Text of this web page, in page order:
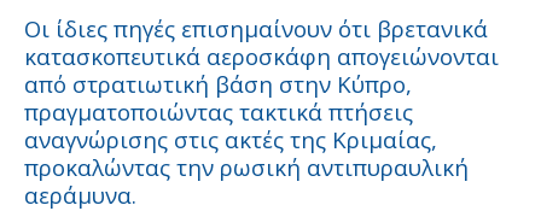
Οι ίδιες πηγές επισημαίνουν ότι βρετανικά
κατασκοπευτικά αεροσκάφη απογειώνονται
από στρατιωτική βάση στην Κύπρο,
πραγματοποιώντας τακτικά πτήσεις
αναγνώρισης στις ακτές της Κριμαίας,
προκαλώντας την ρωσική αντιπυραυλική
αεράμυνα.